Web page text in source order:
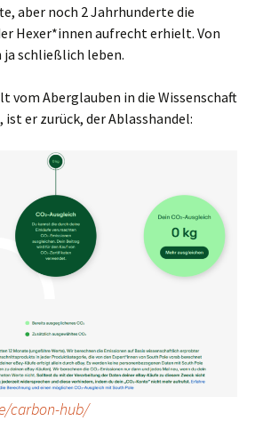
aber noch 2 Jahrhunderte die
Hexer*innen aufrecht erhielt. Von
ja schließlich leben.
vom Aberglauben in die Wissenschaft
er zurück, der Ablasshandel:
carbon-hub/